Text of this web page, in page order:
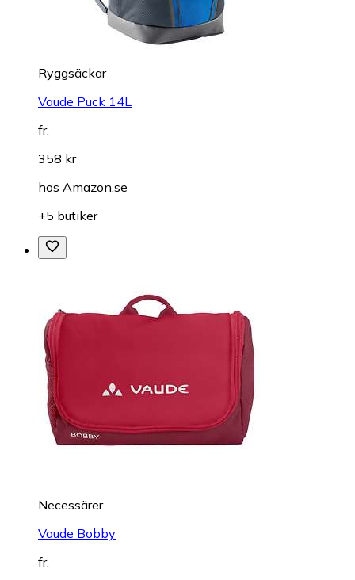
Ryggsäckar
Vaude Puck 14L
fr.
358 kr
hos Amazon.se
+5 butiker
Necessärer
Vaude Bobby
fr.